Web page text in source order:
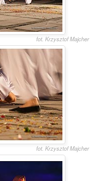
fot. Krzysztof Majcher
fot. Krzysztof Majcher